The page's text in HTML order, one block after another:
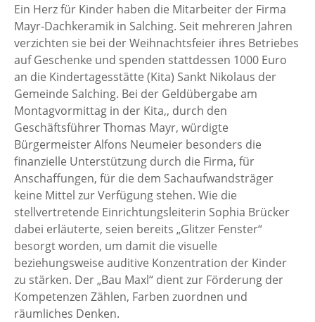
Ein Herz für Kinder haben die Mitarbeiter der Firma
Mayr-Dachkeramik in Salching. Seit mehreren Jahren
verzichten sie bei der Weihnachtsfeier ihres Betriebes
auf Geschenke und spenden stattdessen 1000 Euro
an die Kindertagesstätte (Kita) Sankt Nikolaus der
Gemeinde Salching. Bei der Geldübergabe am
Montagvormittag in der Kita,, durch den
Geschäftsführer Thomas Mayr, würdigte
Bürgermeister Alfons Neumeier besonders die
finanzielle Unterstützung durch die Firma, für
Anschaffungen, für die dem Sachaufwandsträger
keine Mittel zur Verfügung stehen. Wie die
stellvertretende Einrichtungsleiterin Sophia Brücker
dabei erläuterte, seien bereits „Glitzer Fenster“
besorgt worden, um damit die visuelle
beziehungsweise auditive Konzentration der Kinder
zu stärken. Der „Bau Maxl“ dient zur Förderung der
Kompetenzen Zählen, Farben zuordnen und
räumliches Denken.